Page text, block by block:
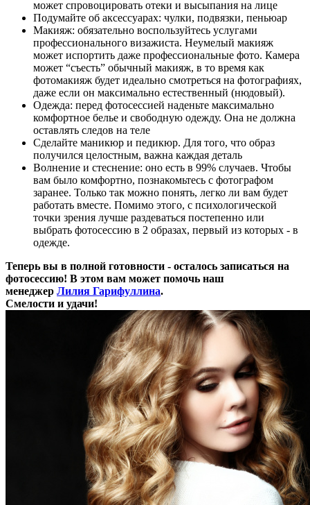
может спровоцировать отеки и высыпания на лице
Подумайте об аксессуарах: чулки, подвязки, пеньюар
Макияж: обязательно воспользуйтесь услугами
профессионального визажиста. Неумелый макияж
может испортить даже профессиональные фото. Камера
может “съесть” обычный макияж, в то время как
фотомакияж будет идеально смотреться на фотографиях,
даже если он максимально естественный (нюдовый).
Одежда: перед фотосессией наденьте максимально
комфортное белье и свободную одежду. Она не должна
оставлять следов на теле
Сделайте маникюр и педикюр. Для того, что образ
получился целостным, важна каждая деталь
Волнение и стеснение: оно есть в 99% случаев. Чтобы
вам было комфортно, познакомьтесь с фотографом
заранее. Только так можно понять, легко ли вам будет
работать вместе. Помимо этого, с психологической
точки зрения лучше раздеваться постепенно или
выбрать фотосессию в 2 образах, первый из которых - в
одежде.
Теперь вы в полной готовности - осталось записаться на
фотосессию! В этом вам может помочь наш
менеджер Лилия Гарифуллина.
Смелости и удачи!